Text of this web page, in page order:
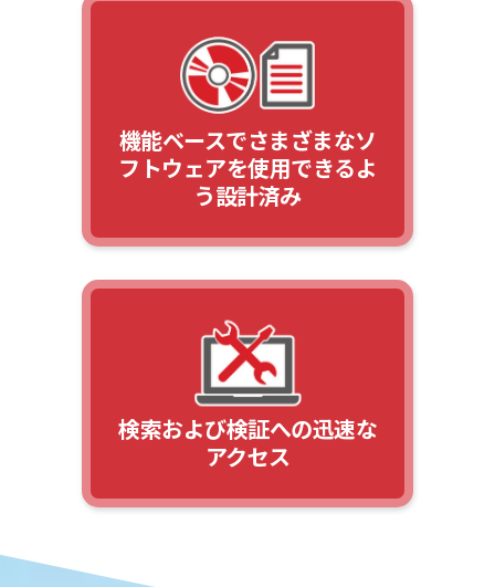
機能ベースでさまざまなソ
フトウェアを使用できるよ
う設計済み
検索および検証への迅速な
アクセス